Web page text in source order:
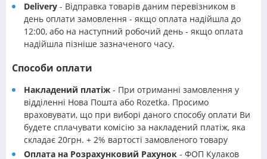
Delivery - Відправка товарів даним перевізником в
день оплати замовлення - якщо оплата надійшла до
12:00, або на наступний робочий день - якщо оплата
надійшла пізніше зазначеного часу.
Способи оплати
Накладений платіж - При отриманні замовлення у
відділенні Нова Пошта або Rozetka. Просимо
враховувати, що при виборі даного способу оплати Ви
будете сплачувати комісію за накладений платіж, яка
складає 20грн. + 2% вартості замовленого товару
Оплата на Розрахунковий Рахунок - ФОП Кулаков